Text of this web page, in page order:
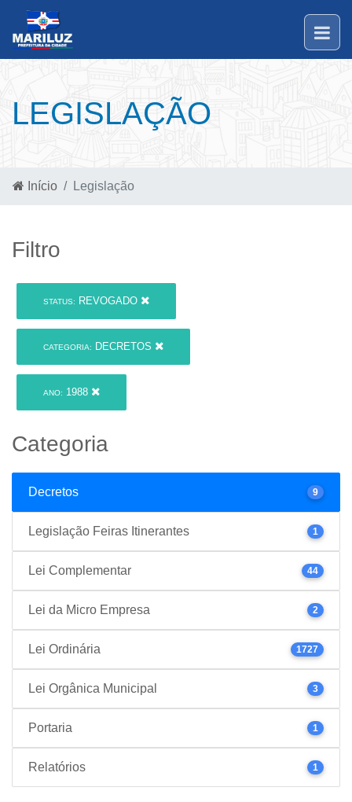
LEGISLAÇÃO
Início Legislação
Filtro
STATUS: REVOGADO
CATEGORIA: DECRETOS
ANO: 1988
Categoria
Decretos 9
Legislação Feiras Itinerantes 1
Lei Complementar 44
Lei da Micro Empresa 2
Lei Ordinária 1727
Lei Orgânica Municipal 3
Portaria 1
Relatórios 1